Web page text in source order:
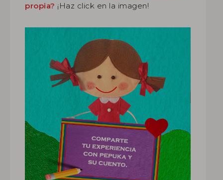
propia? ¡Haz click en la imagen!